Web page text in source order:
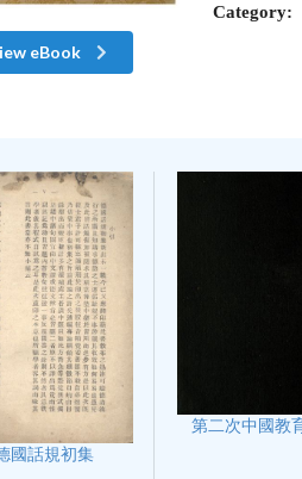
eBook
Category:
國話規初集
第二次中國教